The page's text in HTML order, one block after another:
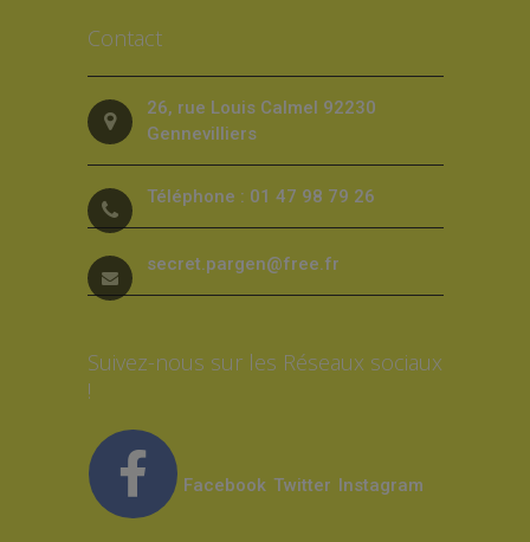
Contact
26, rue Louis Calmel 92230
Gennevilliers
Téléphone : 01 47 98 79 26
secret.pargen@free.fr
Suivez-nous sur les Réseaux sociaux
!
Facebook Twitter Instagram